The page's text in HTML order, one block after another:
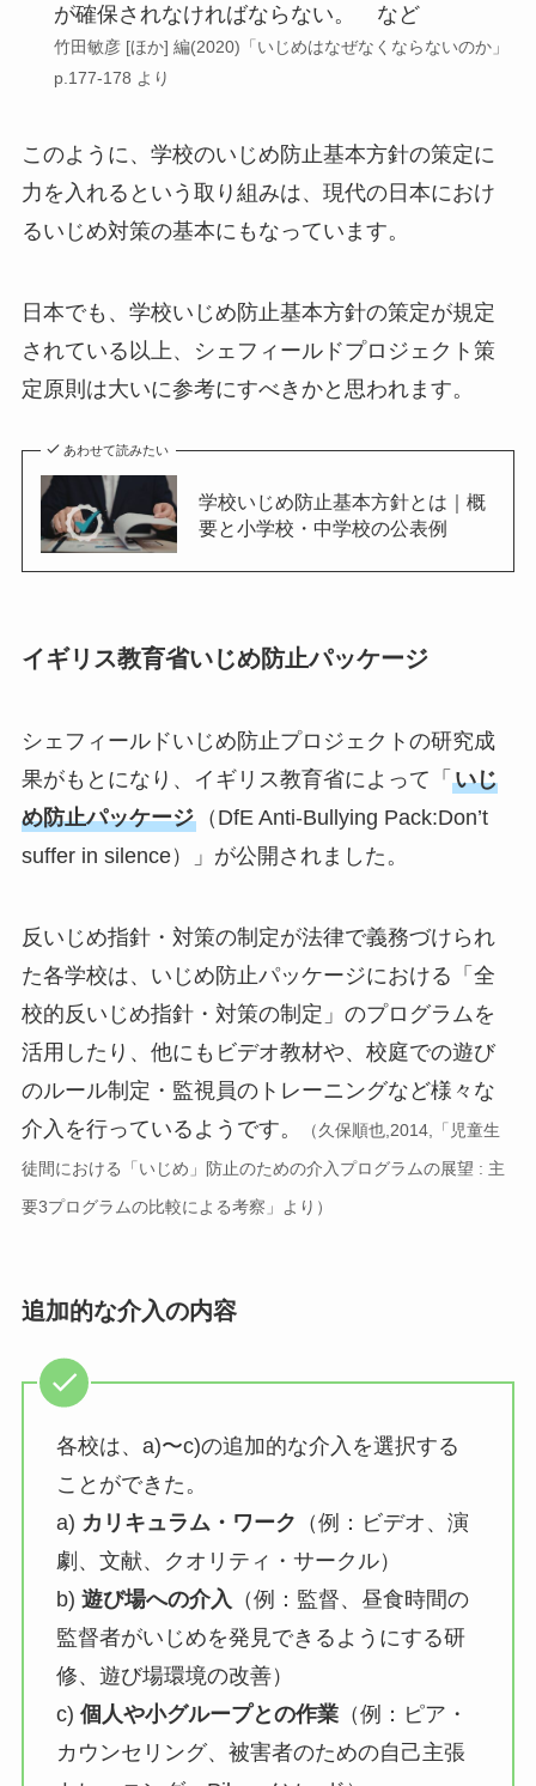
が確保されなければならない。 など
竹田敏彦 [ほか] 編(2020)「いじめはなぜなくならないのか」
p.177-178 より
このように、学校のいじめ防止基本方針の策定に
力を入れるという取り組みは、現代の日本におけ
るいじめ対策の基本にもなっています。
日本でも、学校いじめ防止基本方針の策定が規定
されている以上、シェフィールドプロジェクト策
定原則は大いに参考にすべきかと思われます。
あわせて読みたい
学校いじめ防止基本方針とは｜概
要と小学校・中学校の公表例
イギリス教育省いじめ防止パッケージ
シェフィールドいじめ防止プロジェクトの研究成
果がもとになり、イギリス教育省によって「 いじ
め防止パッケージ（DfE Anti-Bullying Pack:Don’t
suffer in silence）」が公開されました。
反いじめ指針・対策の制定が法律で義務づけられ
た各学校は、いじめ防止パッケージにおける「全
校的反いじめ指針・対策の制定」のプログラムを
活用したり、他にもビデオ教材や、校庭での遊び
のルール制定・監視員のトレーニングなど様々な
介入を行っているようです。
（久保順也,2014,「児童生
徒間における「いじめ」防止のための介入プログラムの展望 : 主
要3プログラムの比較による考察」より）
追加的な介入の内容
各校は、a)〜c)の追加的な介入を選択する
ことができた。
a) カリキュラム・ワーク （例：ビデオ、演
劇、文献、クオリティ・サークル）
b) 遊び場への介入 （例：監督、昼食時間の
監督者がいじめを発見できるようにする研
修、遊び場環境の改善）
c) 個人や小グループとの作業（例：ピア・
カウンセリング、被害者のための自己主張